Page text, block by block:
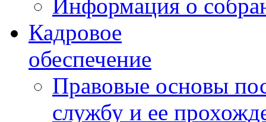
Информация о
Кадровое
обеспечение
Правовые основы
службу и ее